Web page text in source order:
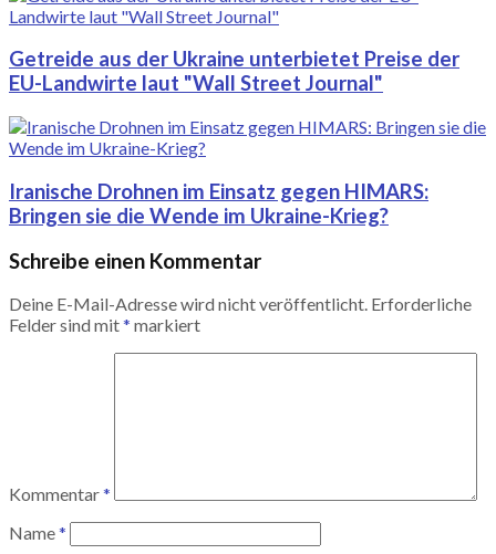
Getreide aus der Ukraine unterbietet Preise der
EU-Landwirte laut "Wall Street Journal"
Iranische Drohnen im Einsatz gegen HIMARS:
Bringen sie die Wende im Ukraine-Krieg?
Schreibe einen Kommentar
Deine E-Mail-Adresse wird nicht veröffentlicht. Erforderliche
Felder sind mit* markiert
Kommentar*
Name*